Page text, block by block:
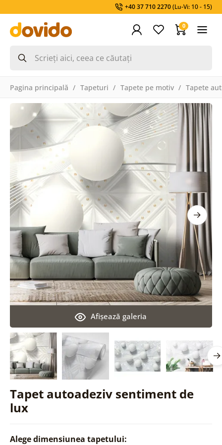
+40 37 710 2270(Lu-Vi: 10 - 15)
0
Pagina principală Tapeturi Tapete pe motiv Tapete
Tapet autoadeziv sentiment de
lux
Afişează galeria
Alege dimensiunea tapetului: